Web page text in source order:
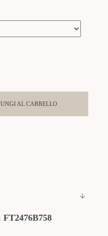
AL CARRELLO
FT2476B758